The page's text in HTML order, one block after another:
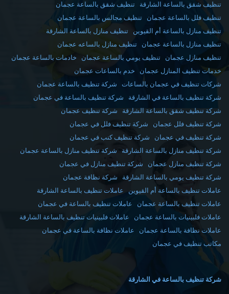
تنظيف شقق بالساعة الشارقة
تنظيف شقق بالساعة عجمان
تنظيف فلل بالساعة عجمان
تنظيف مجالس بالساعة عجمان
تنظيف منازل بالساعة أم القيوين
تنظيف منازل بالساعة الشارقة
تنظيف منازل بالساعة عجمان
تنظيف منازل بالساعه عجمان
تنظيف منازل عجمان
تنظيف يومي بالساعة عجمان
خادمات بالساعة عجمان
خدمات تنظيف المنازل عجمان
خدم بالساعات عجمان
شركات تنظيف في عجمان بالساعات
شركة تنظيف بالساعة عجمان
شركة تنظيف بالساعة في الشارقة
شركة تنظيف بالساعة في عجمان
شركة تنظيف شقق بالساعة الشارقة
شركة تنظيف عجمان
شركة تنظيف فلل عجمان
شركة تنظيف فلل في عجمان
شركة تنظيف في عجمان
شركة تنظيف كنب في عجمان
شركة تنظيف منازل بالساعة الشارقة
شركة تنظيف منازل بالساعة عجمان
شركة تنظيف منازل عجمان
شركة تنظيف منازل في عجمان
شركة تنظيف يومي بالساعة الشارقة
شركة نظافة عجمان
عاملات تنظيف بالساعة أم القيوين
عاملات تنظيف بالساعة الشارقة
عاملات تنظيف بالساعة عجمان
عاملات تنظيف بالساعة في عجمان
عاملات فلبينيات بالساعة عجمان
عاملات فلبينيات تنظيف بالساعة الشارقة
عاملات نظافة بالساعة عجمان
عاملات نظافة بالساعة في عجمان
مكاتب تنظيف في عجمان
شركة تنظيف بالساعة في الشارقة